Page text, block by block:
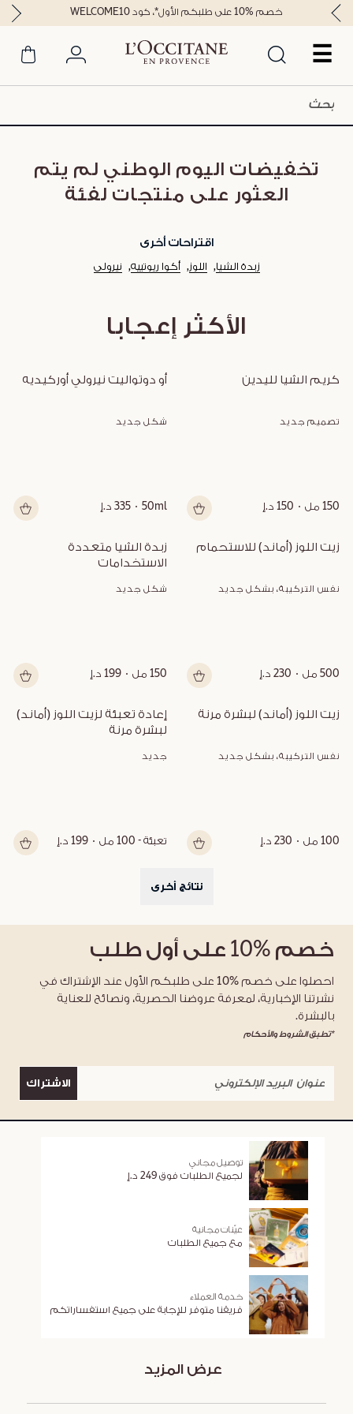
☰
خصم %10 على طلبكم الأول*، كود WELCOME10
تخفيضات اليوم الوطني لم يتم
العثور على منتجات لفئة
اقتراحات أخرى
زبدة الشيا اللوز أكوا ريوتييه نيرولي
الأكثر إعجابا
كريم الشيا لليدين
تصميم جديد
150 مل 150 د.إ
أو دوتواليت نيرولي أوركيديه
شكل جديد
50ml 335 د.إ
زيت اللوز (أماند) للاستحمام
نفس التركيبة، بشكل جديد
500 مل 230 د.إ
الاستخدامات
شكل جديد
150 مل 199 د.إ
زيت اللوز (أماند) لبشرة مرنة
نفس التركيبة، بشكل جديد
100 مل 230 د.إ
لبشرة مرنة
جديد
تعبئة - 100 مل 199 د.إ
نتائج أخرى
خصم %10 على أول طلب
احصلوا على خصم %10 على طلبكم الأول عند الإشتراك في
نشرتنا الإخبارية، لمعرفة عروضنا الحصرية، ونصائح للعناية
بالبشرة.
*تطبق الشروط والأحكام
الاشتراك
توصيل مجاني
لجميع الطلبات فوق 249 د.إ
عيّنات مجانية
مع جميع الطلبات
خدمة العملاء
فريقنا متوفر للإجابة على جميع استفساراتكم
عرض المزيد